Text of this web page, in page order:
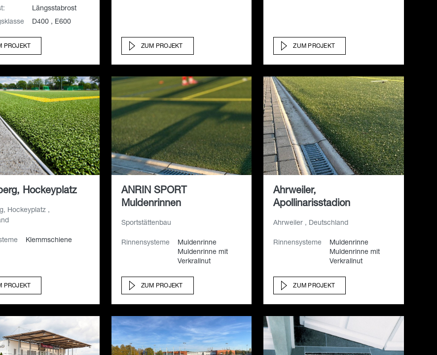
Längsstabrost
D400 , E600
PROJEKT ZUM PROJEKT ZUM PROJEKT
Hockeyplatz
Hockeyplatz ,
Klemmschiene
PROJEKT
ANRIN SPORT
Muldenrinnen
Sportstättenbau
Rinnensysteme
Muldenrinne
Muldenrinne mit
Verkrallnut
ZUM PROJEKT
Ahrweiler,
Apollinarisstadion
Ahrweiler , Deutschland
Rinnensysteme
Muldenrinne
Muldenrinne mit
Verkrallnut
ZUM PROJEKT